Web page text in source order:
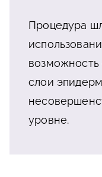
Процедура
слои
уровне.